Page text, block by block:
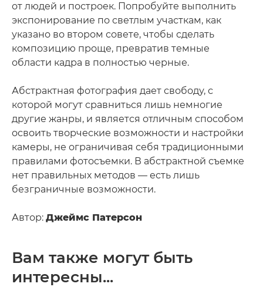
от людей и построек. Попробуйте выполнить
экспонирование по светлым участкам, как
указано во втором совете, чтобы сделать
композицию проще, превратив темные
области кадра в полностью черные.
Абстрактная фотография дает свободу, с
которой могут сравниться лишь немногие
другие жанры, и является отличным способом
освоить творческие возможности и настройки
камеры, не ограничивая себя традиционными
правилами фотосъемки. В абстрактной съемке
нет правильных методов — есть лишь
безграничные возможности.
Автор: Джеймс Патерсон
Вам также могут быть
интересны...